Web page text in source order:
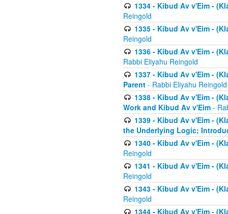
1334 - Kibud Av v'Eim -
Reingold
1335 - Kibud Av v'Eim -
Reingold
1336 - Kibud Av v'Eim -
Rabbi Eliyahu Reingold
1337 - Kibud Av v'Eim -
Parent - Rabbi Eliyahu Reingold
1338 - Kibud Av v'Eim -
Work and Kibud Av v'Eim -
1339 - Kibud Av v'Eim -
the Underlying Logic;
1340 - Kibud Av v'Eim -
Reingold
1341 - Kibud Av v'Eim -
Reingold
1343 - Kibud Av v'Eim -
Reingold
1344 - Kibud Av v'Eim -